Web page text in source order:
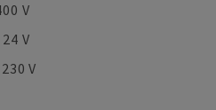
V
V
V